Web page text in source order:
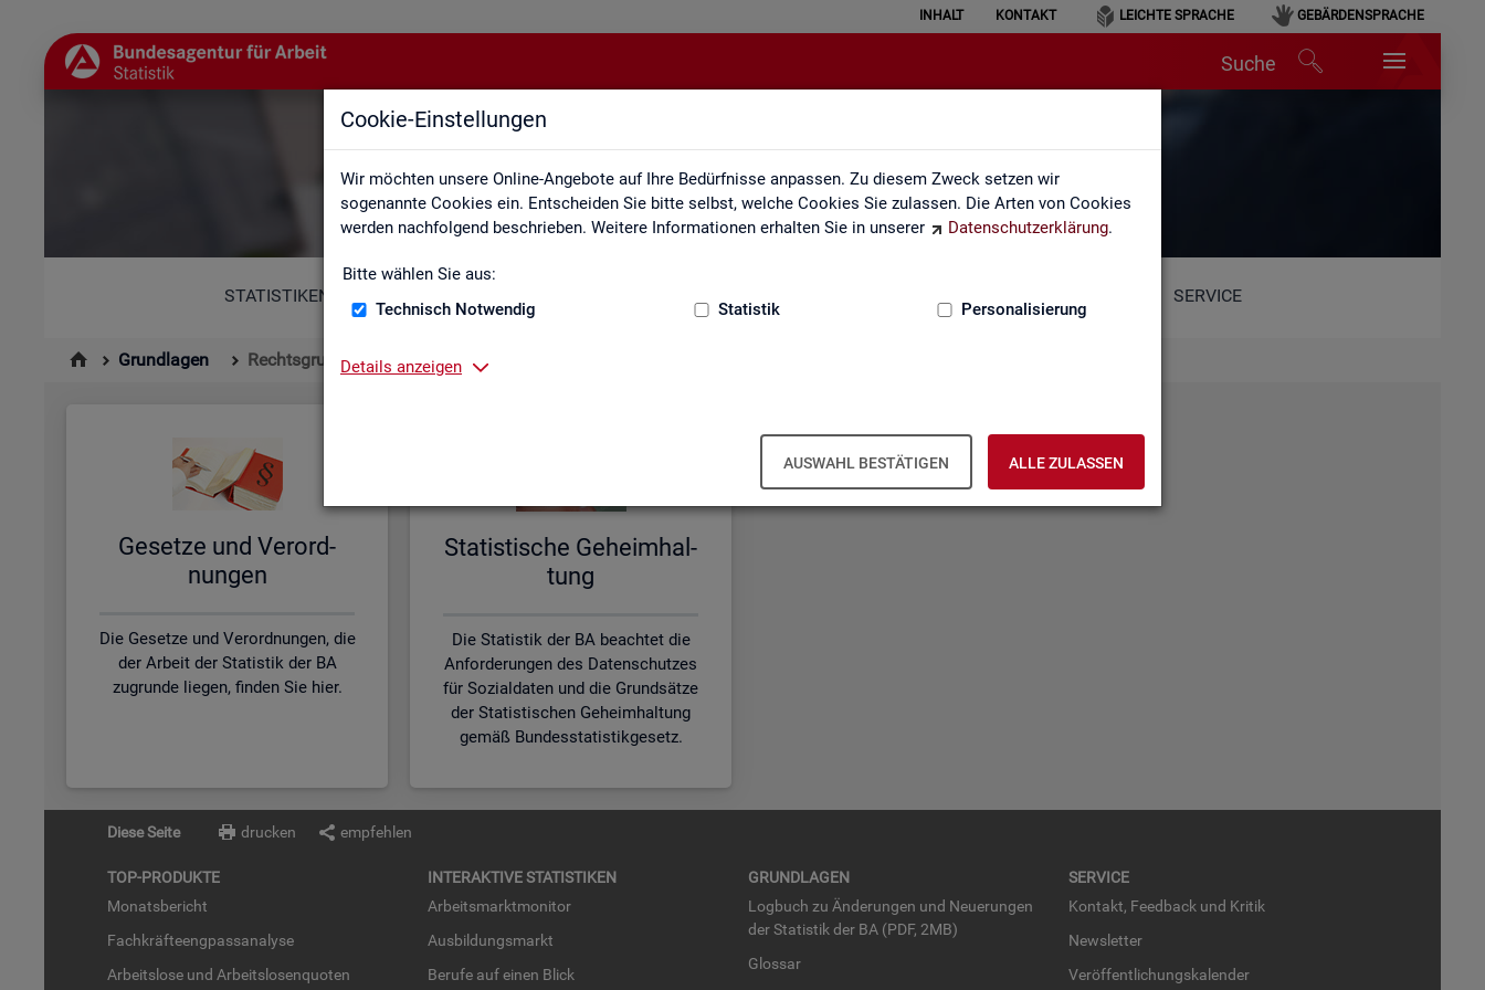
Cookie-Einstellungen
Wir möchten unsere Online-Angebote auf Ihre Bedürfnisse anpassen. Zu diesem Zweck setzen wir
sogenannte Cookies ein. Entscheiden Sie bitte selbst, welche Cookies Sie zulassen. Die Arten von Cookies
werden nachfolgend beschrieben. Weitere Informationen erhalten Sie in unserer
Datenschutzerklärung.
Bitte wählen Sie aus:
Technisch Notwendig
Statistik Personalisierung
Details anzeigen
AUSWAHL BESTÄTIGEN ALLE ZULASSEN
INHALT KONTAKT LEICHTE SPRACHE GEBÄRDENSPRACHE
Suche
Rechtsgrundlagen
STATISTIKEN SERVICE
Grundlagen Rechtsgrundlagen
Ge­set­ze und Ver­ord­
nun­gen
Die Gesetze und Verordnungen, die
der Arbeit der Statistik der BA
zugrunde liegen, finden Sie hier.
Sta­tis­ti­sche Ge­heim­hal­
tung
Die Statistik der BA beachtet die
Anforderungen des Datenschutzes
für Sozialdaten und die Grundsätze
der Statistischen Geheimhaltung
gemäß Bundesstatistikgesetz.
Diese Seite drucken empfehlen
TOP-PRO­DUK­TE
Mo­nats­be­richt
Fach­kräf­te­eng­pass­ana­ly­se
Ar­beits­lo­se und Ar­beits­lo­sen­quo­ten
IN­TER­AK­TI­VE STA­TIS­TI­KEN
Ar­beits­markt­mo­ni­tor
Aus­bil­dungs­markt
Be­ru­fe auf einen Blick
GRUND­LA­GEN
Log­buch zu Än­de­run­gen und Neue­run­gen
der Sta­tis­tik der BA (PDF, 2MB)
Glos­sar
SER­VICE
Kon­takt, Feed­back und Kri­tik
News­let­ter
Ver­öf­fent­li­chungs­ka­len­der